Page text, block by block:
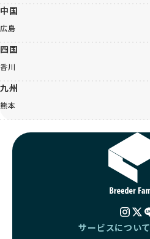
中国
広島
四国
香川
九州
熊本
サービスについて